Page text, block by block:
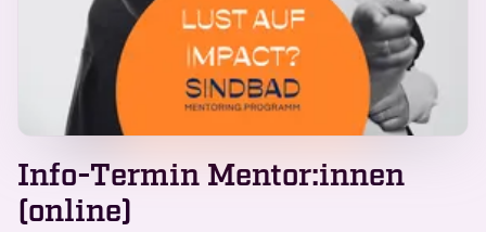
Info-Termin Mentor:innen
(online)